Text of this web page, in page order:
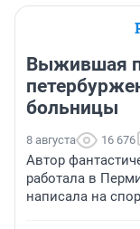
Выжившая
больницы
8 августа 16 676
Автор
работала в
написала на